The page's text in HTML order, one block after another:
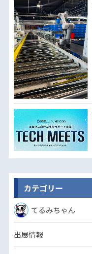
カテゴリー
てるみちゃん
出展情報